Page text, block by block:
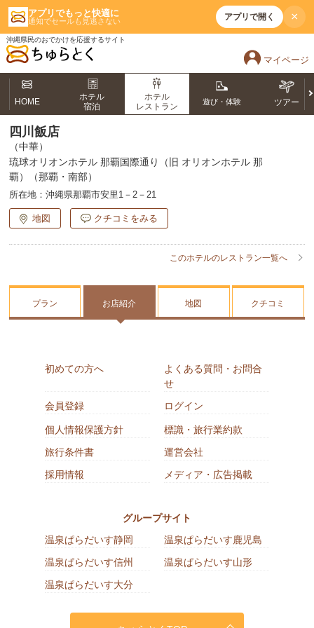
アプリでもっと快適に
通知でセールも見逃さない アプリで開く ×
沖縄県民のおでかけを応援するサイト
マイページ
HOME
ホテル
宿泊
ホテル
レストラン
遊び・体験 ツアー
四川飯店
（中華）
琉球オリオンホテル 那覇国際通り（旧 オリオンホテル 那
覇）（那覇・南部）
所在地： 沖縄県那覇市安里1－2－21
地図 クチコミをみる
このホテルのレストラン一覧へ
プラン お店紹介 地図 クチコミ
初めての方へ
よくある質問・お問合
せ
会員登録
ログイン
個人情報保護方針
標識・旅行業約款
旅行条件書
運営会社
採用情報
メディア・広告掲載
グループサイト
温泉ぱらだいす静岡
温泉ぱらだいす鹿児島
温泉ぱらだいす信州
温泉ぱらだいす山形
温泉ぱらだいす大分